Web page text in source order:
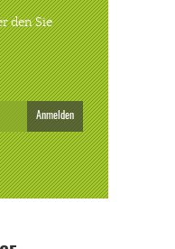
den Sie
Anmelden